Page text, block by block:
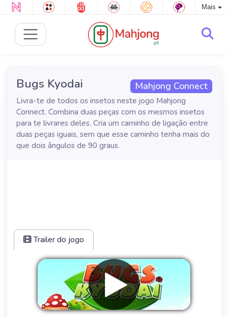
Mais
Mahjong Connect
Bugs Kyodai
Livra-te de todos os insetos neste jogo Mahjong
Connect. Combina duas peças com os mesmos insetos
para te livrares deles. Cria um caminho de ligação entre
duas peças iguais, sem que esse caminho tenha mais do
que dois ângulos de 90 graus.
Trailer do jogo